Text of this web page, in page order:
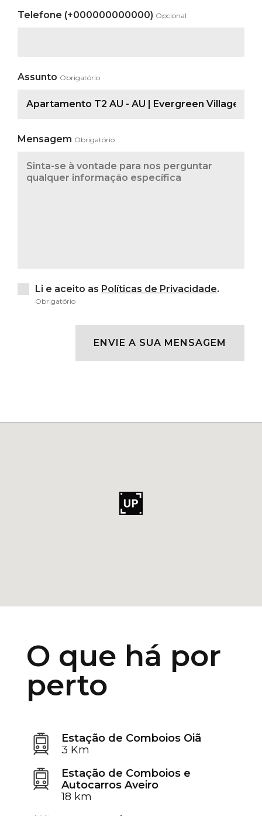
Telefone (+000000000000) Opcional
Assunto Obrigatório
Mensagem Obrigatório
Li e aceito as Políticas de Privacidade.
Obrigatório
O que há por
perto
Estação de Comboios Oiã
3 Km
Estação de Comboios e
Autocarros Aveiro
18 km